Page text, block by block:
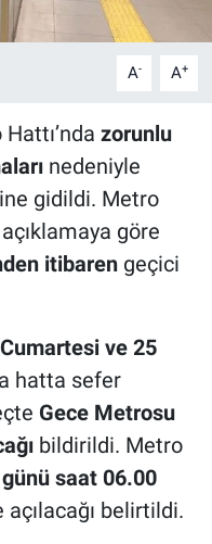
A- A+
zorunlu
nedeniyle
gidildi. Metro
göre
itibarengeçici
ve 25
hatta sefer
Gece Metrosu
bildirildi. Metro
saat 06.00
belirtildi.